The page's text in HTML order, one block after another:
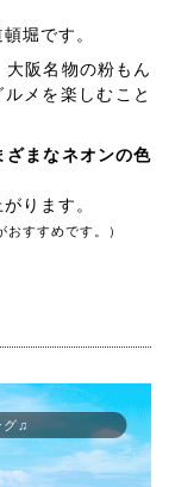
堀です。
阪名物の粉もん
メを楽しむこと
ざまなネオンの色
ります。
おすすめです。）
グ♫